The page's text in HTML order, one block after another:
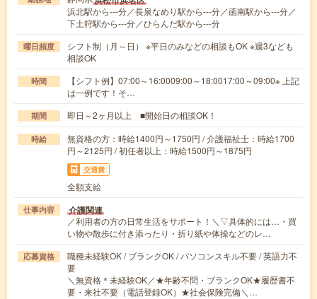
浜北駅から---分／長泉なめり駅から---分／函南駅から---分／
下土狩駅から---分／ひらんだ駅から---分
曜日頻度
シフト制（月～日） ※平日のみなどの相談もOK ※週3なども
相談OK
時間
【シフト例】07:00～16:0009:00～18:0017:00～09:00※ 上記
は一例です！そ…
期間 即日～2ヶ月以上 ■開始日の相談OK！
時給
無資格の方：時給1400円～1750円 / 介護福祉士：時給1700
円～2125円 / 初任者以上：時給1500円～1875円
交通費
全額支給
仕事内容 介護関連
／利用者の方の日常生活をサポート！＼▽具体的には…・買
い物や散歩に付き添ったり・折り紙や体操などのレ…
応募資格
職種未経験OK / ブランクOK / パソコンスキル不要 / 英語力不
要
＼無資格＊未経験OK／★年齢不問・ブランクOK★履歴書不
要・来社不要（電話登録OK）★社会保険完備＼…